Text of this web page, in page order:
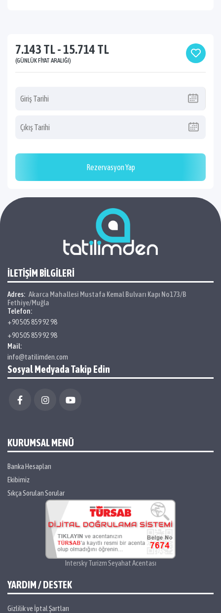
7.143 TL - 15.714 TL
(GÜNLÜK FIYAT ARALIĞI)
Rezervasyon Yap
İLETİŞİM BİLGİLERİ
Adres: Akarca Mahallesi Mustafa Kemal Bulvarı Kapı No173/B
Fethiye/Muğla
Telefon:
+90 505 859 92 98
+90 505 859 92 98
Mail:
info@tatilimden.com
Sosyal Medyada Takip Edin
KURUMSAL MENÜ
Banka Hesapları
Ekibimiz
Sıkça Sorulan Sorular
Intersky Turizm Seyahat Acentası
YARDIM / DESTEK
Gizlilik ve İptal Şartları